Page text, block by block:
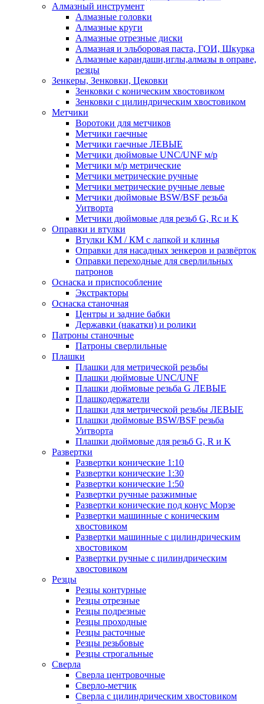
Алмазный инструмент
Алмазные головки
Алмазные круги
Алмазные отрезные диски
Алмазная и эльборовая паста, ГОИ, Шкурка
Алмазные карандаши,иглы,алмазы в оправе,
резцы
Зенкеры, Зенковки, Цековки
Зенковки с коническим хвостовиком
Зенковки с цилиндрическим хвостовиком
Метчики
Воротоки для метчиков
Метчики гаечные
Метчики гаечные ЛЕВЫЕ
Метчики дюймовые UNC/UNF м/р
Метчики м/р метрические
Метчики метрические ручные
Метчики метрические ручные левые
Метчики дюймовые BSW/BSF резьба
Уитворта
Метчики дюймовые для резьб G, Rc и K
Оправки и втулки
Втулки КМ / КМ с лапкой и клинья
Оправки для насадных зенкеров и развёрток
Оправки переходные для сверлильных
патронов
Оснаска и приспособление
Экстракторы
Оснаска станочная
Центры и задние бабки
Державки (накатки) и ролики
Патроны станочные
Патроны сверлильные
Плашки
Плашки для метрической резьбы
Плашки дюймовые UNC/UNF
Плашки дюймовые резьба G ЛЕВЫЕ
Плашкодержатели
Плашки для метрической резьбы ЛЕВЫЕ
Плашки дюймовые BSW/BSF резьба
Уитворта
Плашки дюймовые для резьб G, R и K
Развертки
Развертки конические 1:10
Развертки конические 1:30
Развертки конические 1:50
Развертки ручные разжимные
Развертки конические под конус Морзе
Развертки машинные с коническим
хвостовиком
Развертки машинные с цилиндрическим
хвостовиком
Развертки ручные с цилиндрическим
хвостовиком
Резцы
Резцы контурные
Резцы отрезные
Резцы подрезные
Резцы проходные
Резцы расточные
Резцы резьбовые
Резцы строгальные
Сверла
Сверла центровочные
Сверло-метчик
Сверла с цилиндрическим хвостовиком